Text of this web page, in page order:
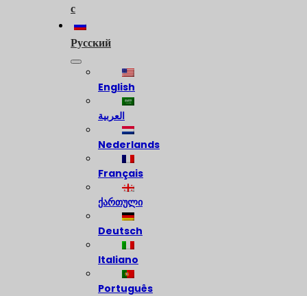
с
Русский
English
العربية
Nederlands
Français
ქართული
Deutsch
Italiano
Português